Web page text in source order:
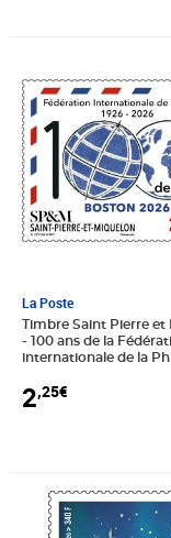
La Poste
Timbre Saint Pierre et
- 100 ans de la
internationale de la
2,25€
Prix 2,85€